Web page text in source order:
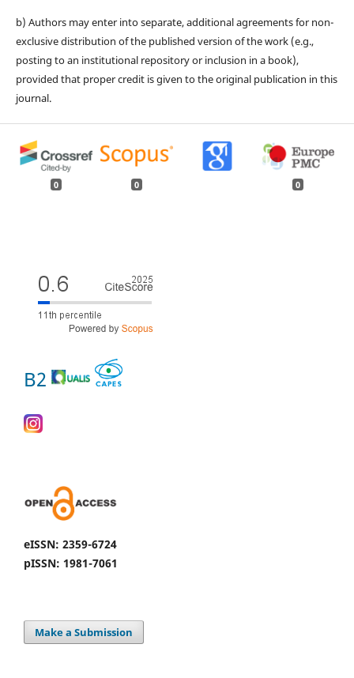
b) Authors may enter into separate, additional agreements for non-
exclusive distribution of the published version of the work (e.g.,
posting to an institutional repository or inclusion in a book),
provided that proper credit is given to the original publication in this
journal.
0 0 0
B2
eISSN: 2359-6724
pISSN: 1981-7061
Make a Submission